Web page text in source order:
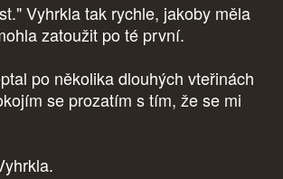
Vyhrkla tak rychle, jakoby měla
zatoužit po té první.
po několika dlouhých vteřinách
se prozatím s tím, že se mi